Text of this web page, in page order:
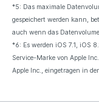
*5: Das maximale
gespeichert werden kann,
auch wenn das
*6: Es werden iOS 7.1, iOS
Service-Marke von Apple
Apple Inc., eingetragen in